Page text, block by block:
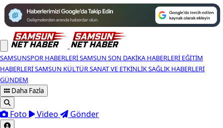
SAMSUNSPOR HABERLERISAMSUN SON DAKIKA HABERLERI EĞITIM
HABERLERISAMSUN KÜLTÜR SANAT VE ETKINLIKSAĞLIK HABERLERI
GÜNDEM
Daha Fazla
Foto Video Gönder